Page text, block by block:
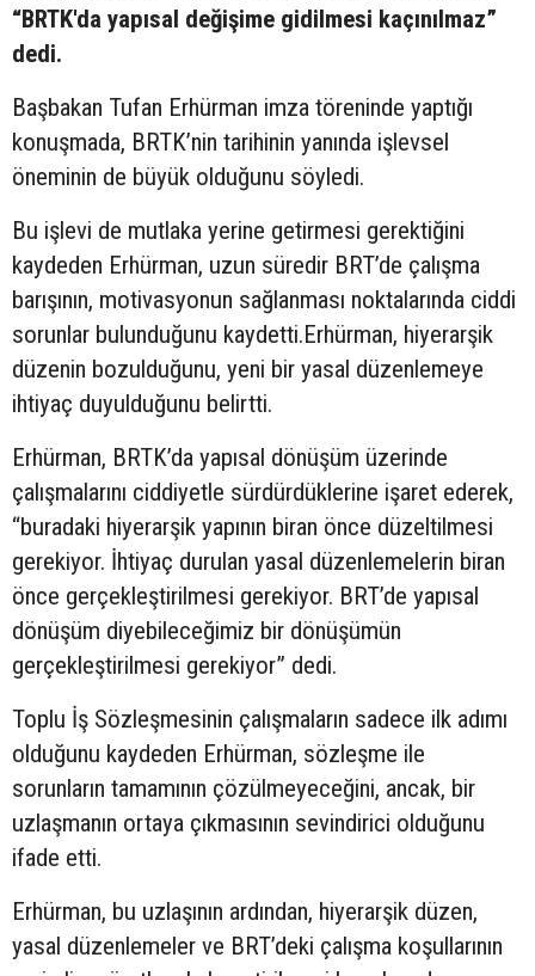
“BRTK'da yapısal değişime gidilmesi kaçınılmaz”
dedi.
Başbakan Tufan Erhürman imza töreninde yaptığı
konuşmada, BRTK’nin tarihinin yanında işlevsel
öneminin de büyük olduğunu söyledi.
Bu işlevi de mutlaka yerine getirmesi gerektiğini
kaydeden Erhürman, uzun süredir BRT’de çalışma
barışının, motivasyonun sağlanması noktalarında ciddi
sorunlar bulunduğunu kaydetti.Erhürman, hiyerarşik
düzenin bozulduğunu, yeni bir yasal düzenlemeye
ihtiyaç duyulduğunu belirtti.
Erhürman, BRTK’da yapısal dönüşüm üzerinde
çalışmalarını ciddiyetle sürdürdüklerine işaret ederek,
“buradaki hiyerarşik yapının biran önce düzeltilmesi
gerekiyor. İhtiyaç durulan yasal düzenlemelerin biran
önce gerçekleştirilmesi gerekiyor. BRT’de yapısal
dönüşüm diyebileceğimiz bir dönüşümün
gerçekleştirilmesi gerekiyor” dedi.
Toplu İş Sözleşmesinin çalışmaların sadece ilk adımı
olduğunu kaydeden Erhürman, sözleşme ile
sorunların tamamının çözülmeyeceğini, ancak, bir
uzlaşmanın ortaya çıkmasının sevindirici olduğunu
ifade etti.
Erhürman, bu uzlaşının ardından, hiyerarşik düzen,
yasal düzenlemeler ve BRT’deki çalışma koşullarının